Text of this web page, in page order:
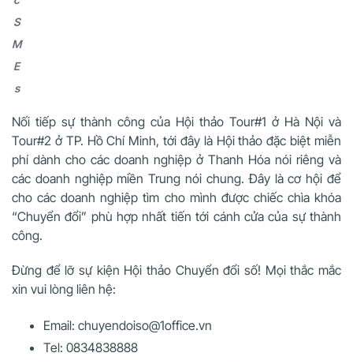
S
M
E
s
Nối tiếp sự thành công của Hội thảo Tour#1 ở Hà Nội và
Tour#2 ở TP. Hồ Chí Minh, tới đây là Hội thảo đặc biệt miễn
phí dành cho các doanh nghiệp ở Thanh Hóa nói riêng và
các doanh nghiệp miền Trung nói chung. Đây là cơ hội để
cho các doanh nghiệp tìm cho mình được chiếc chìa khóa
“Chuyển đổi” phù hợp nhất tiến tới cánh cửa của sự thành
công.
Đừng để lỡ sự kiện Hội thảo Chuyển đổi số! Mọi thắc mắc
xin vui lòng liên hệ:
Email: chuyendoiso@1office.vn
Tel: 0834838888